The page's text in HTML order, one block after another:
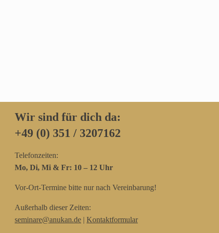
Wir sind für dich da:
+49 (0) 351 / 3207162‬
Telefonzeiten:
Mo, Di, Mi & Fr: 10 – 12 Uhr
Vor-Ort-Termine bitte nur nach Vereinbarung!
Außerhalb dieser Zeiten:
seminare@anukan.de | Kontaktformular